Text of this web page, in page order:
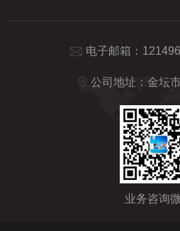
电子邮箱：
公司地址：金坛
业务咨询